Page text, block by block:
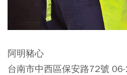
阿明豬心
台南市中西區保安路72號